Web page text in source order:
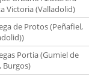
Victoria (Valladolid)
de Protos (Peñafiel,
Portia (Gumiel de
Burgos)